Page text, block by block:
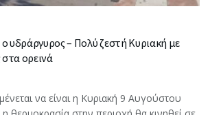
ο υδράργυρος – Πολύ ζεστή Κυριακή με
στα ορεινά
να είναι η Κυριακή 9 Αυγούστου